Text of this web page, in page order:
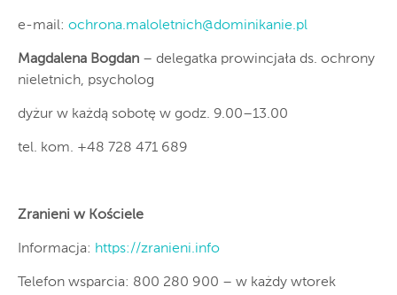
e-mail: ochrona.maloletnich@dominikanie.pl
Magdalena Bogdan – delegatka prowincjała ds. ochrony
nieletnich, psycholog
dyżur w każdą sobotę w godz. 9.00–13.00
tel. kom. +48 728 471 689
Zranieni w Kościele
Informacja: https://zranieni.info
Telefon wsparcia: 800 280 900 – w każdy wtorek